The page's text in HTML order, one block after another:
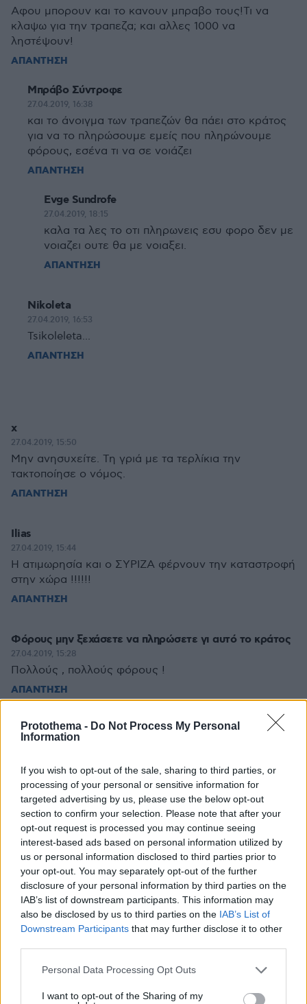
Protothema - Do Not Process My Personal
Information
If you wish to opt-out of the sale, sharing to third parties, or
processing of your personal or sensitive information for
targeted advertising by us, please use the below opt-out
section to confirm your selection. Please note that after your
opt-out request is processed you may continue seeing
interest-based ads based on personal information utilized by
us or personal information disclosed to third parties prior to
your opt-out. You may separately opt-out of the further
disclosure of your personal information by third parties on the
IAB’s list of downstream participants. This information may
also be disclosed by us to third parties on the IAB’s List of
Downstream Participants that may further disclose it to other
Please note that this website/app uses one or more Google
not limited to your visit or usage behaviour. You may click to
Personal Data Processing Opt Outs
I want to opt-out of the Sharing of my
Αφου μπορουν και το κανουν μπραβο τους!Τι να
κλαψω για την τραπεζα; και αλλες 1000 να
ληστέψουν!
ΑΠΑΝΤΗΣΗ
Μπράβο Σύντροφε
27.04.2019, 16:38
και το άνοιγμα των τραπεζών θα πάει στο κράτος
για να το πληρώσουμε εμείς που πληρώνουμε
φόρους, εσένα τι να σε νοιάζει
ΑΠΑΝΤΗΣΗ
Evge Sundrofe
27.04.2019, 18:15
καλα τα λες το οτι πληρωνεις εσυ φορο δεν με
νοιαζει ουτε θα με νοιαξει.
ΑΠΑΝΤΗΣΗ
Nikoleta
27.04.2019, 16:53
Tsikoleleta...
ΑΠΑΝΤΗΣΗ
χ
27.04.2019, 15:50
Μην ανησυχείτε. Τη γριά με τα τερλίκια την
τακτοποίησε ο νόμος.
ΑΠΑΝΤΗΣΗ
Ilias
27.04.2019, 15:44
Η ατιμωρησία και ο ΣΥΡΙΖΑ φέρνουν την καταστροφή
στην χώρα !!!!!!
ΑΠΑΝΤΗΣΗ
Φόρους μην ξεχάσετε να πληρώσετε γι αυτό το κράτος
27.04.2019, 15:28
Πολλούς , πολλούς φόρους !
ΑΠΑΝΤΗΣΗ
Θέλω Επιτέλους Τουρκοκρατία
ζανταρμάδες δεν ανέχονται ούτε μολότοφ , ούτε
ληστές , ούτε δολοφόνους ελεύθερους στο έτος .
ΑΠΑΝΤΗΣΗ
Νικος
27.04.2019, 15:58
Γερμανοι καλυτερα η μαλλον το ιδιο ειναι
)))μπαχαχαχαχ
ΑΠΑΝΤΗΣΗ
Δικαιωματιστής της Μεταπολίτευσης
27.04.2019, 15:25